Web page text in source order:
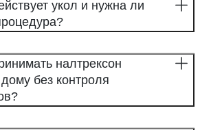
укол и нужна ли
налтрексон
без контроля